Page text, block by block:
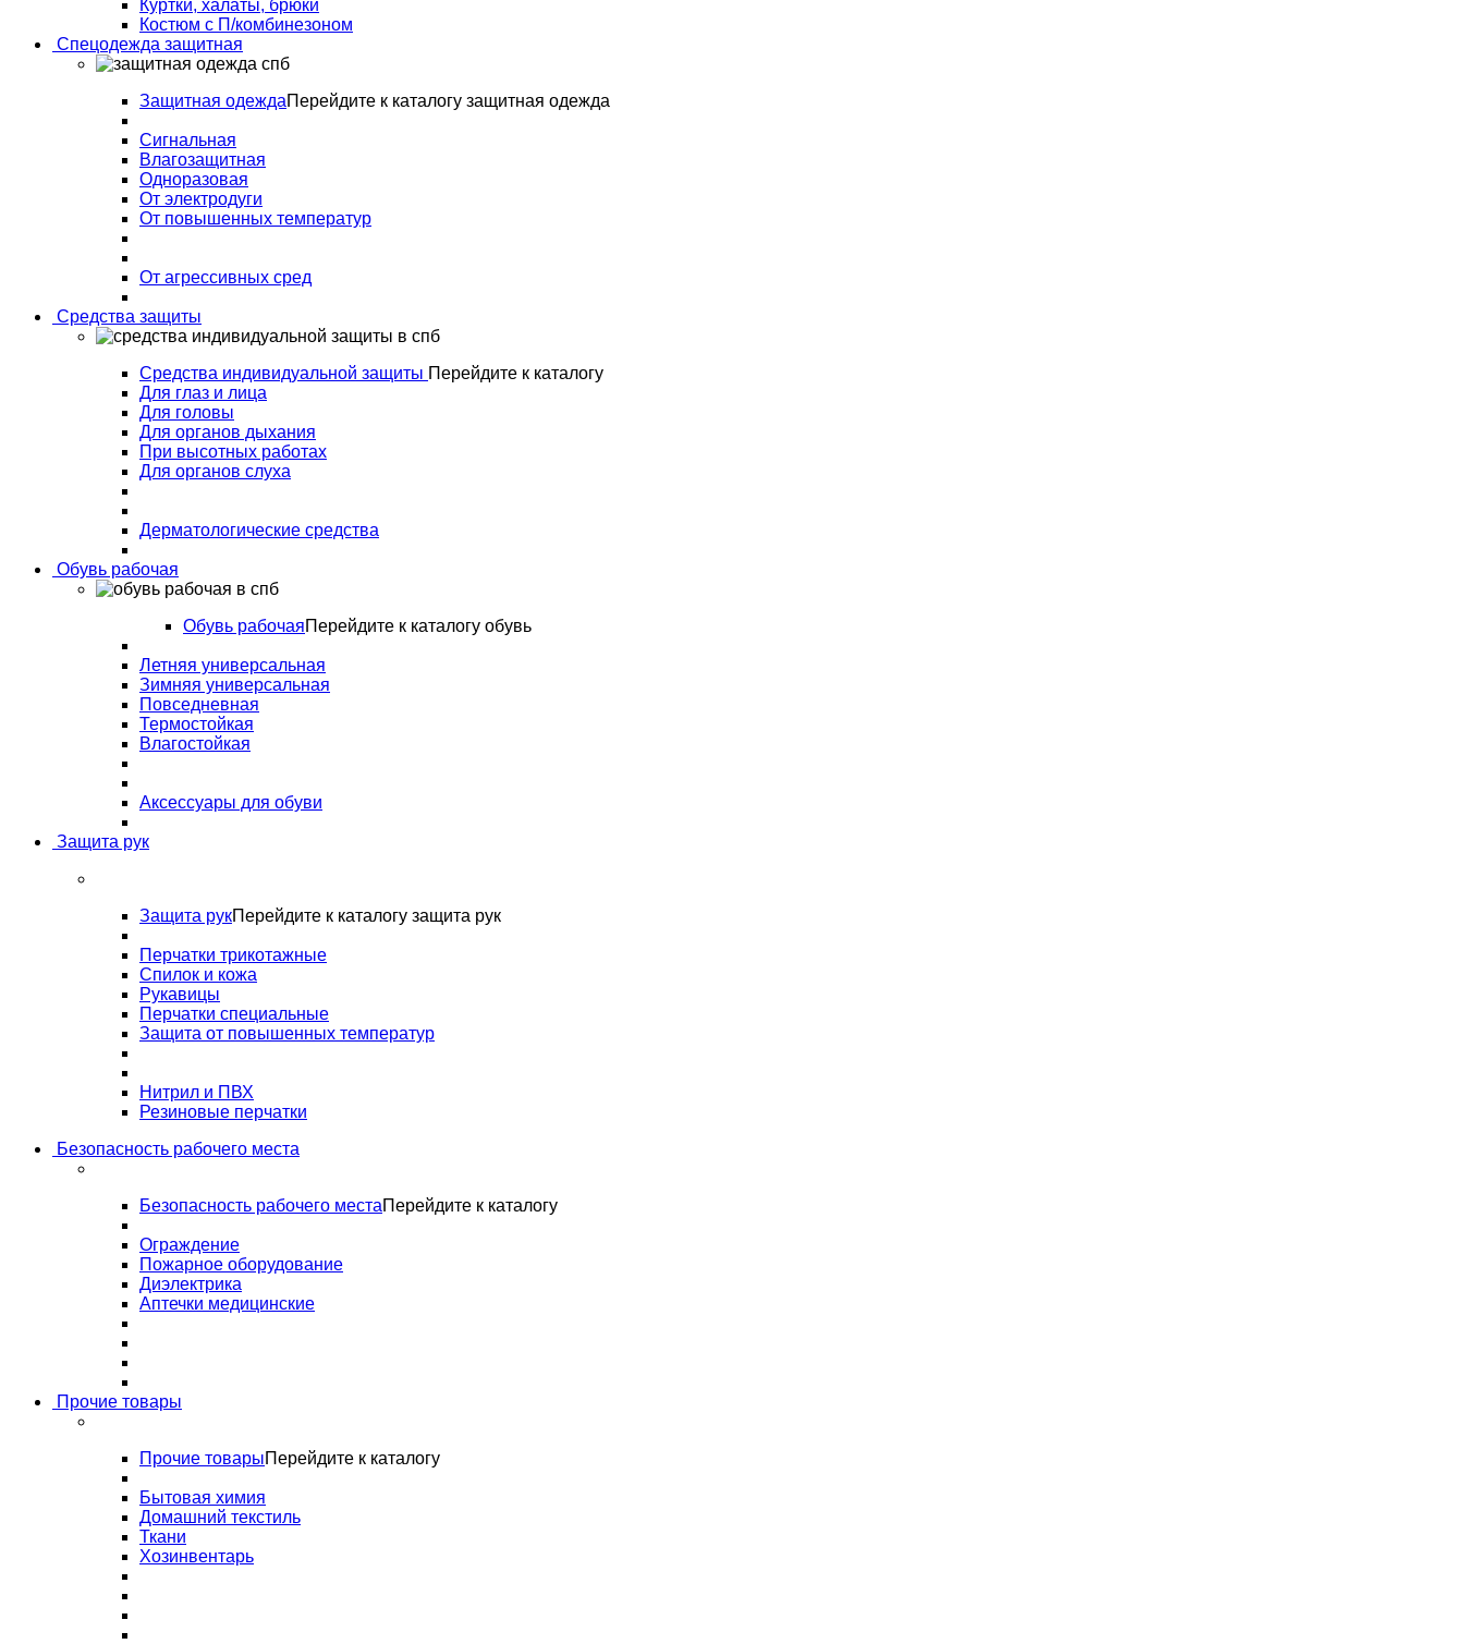
Куртки, халаты, брюки
Костюм с П/комбинезоном
Спецодежда защитная
Защитная одеждаПерейдите к каталогу защитная одежда
Сигнальная
Влагозащитная
Одноразовая
От электродуги
От повышенных температур
От агрессивных сред
Средства защиты
Средства индивидуальной защиты Перейдите к каталогу
Для глаз и лица
Для головы
Для органов дыхания
При высотных работах
Для органов слуха
Дерматологические средства
Обувь рабочая
Обувь рабочаяПерейдите к каталогу обувь
Летняя универсальная
Зимняя универсальная
Повседневная
Термостойкая
Влагостойкая
Аксессуары для обуви
Защита рук
Защита рукПерейдите к каталогу защита рук
Перчатки трикотажные
Спилок и кожа
Рукавицы
Перчатки специальные
Защита от повышенных температур
Нитрил и ПВХ
Резиновые перчатки
Безопасность рабочего места
Безопасность рабочего местаПерейдите к каталогу
Ограждение
Пожарное оборудование
Диэлектрика
Аптечки медицинские
Прочие товары
Прочие товарыПерейдите к каталогу
Бытовая химия
Домашний текстиль
Ткани
Хозинвентарь